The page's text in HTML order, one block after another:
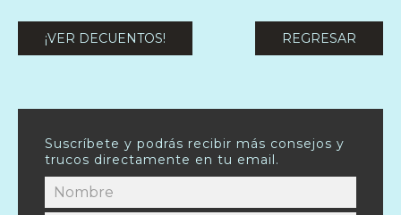
¡VER DECUENTOS! REGRESAR
Suscríbete y podrás recibir más consejos y
trucos directamente en tu email.